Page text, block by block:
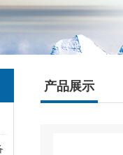
产品展示